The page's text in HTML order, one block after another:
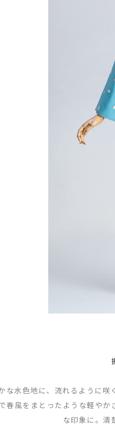
な水色地に、流れるように咲
春風をまとったような軽や
な印象に。清